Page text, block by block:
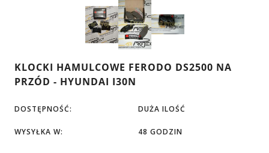
KLOCKI HAMULCOWE FERODO DS2500 NA
PRZÓD - HYUNDAI I30N
DOSTĘPNOŚĆ: DUŻA ILOŚĆ
WYSYŁKA W: 48 GODZIN